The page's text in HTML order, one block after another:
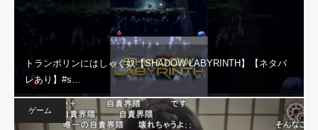
トランポリンにはしゃぐ奴【SHADOW LABYRINTH】【ネタバ
レあり】#s…
ゲーム